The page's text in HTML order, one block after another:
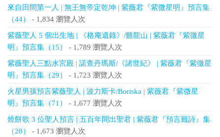
來自田間第一人 | 無王無帝定乾坤 | 紫薇君『紫微星明』預言集
（44）
- 1,834 瀏覽人次
紫薇聖人 5 個出生地 | 《格庵遺錄》/雞龍山 | 紫薇君『紫微星
明』預言集（15）
- 1,789 瀏覽人次
紫薇聖人三點水宮殿 | 諾查丹瑪斯/《諸世紀》 | 紫薇君『紫微星
明』預言集（29）
- 1,723 瀏覽人次
火星男孩預言紫薇聖人 | 波力斯卡/Boriska | 紫薇君『紫微星
明』預言集（71）
- 1,677 瀏覽人次
燒餅歌 3 位聖人預言 | 五百年間出聖君 | 紫薇君『預言籤詩』集
（28）
- 1,673 瀏覽人次